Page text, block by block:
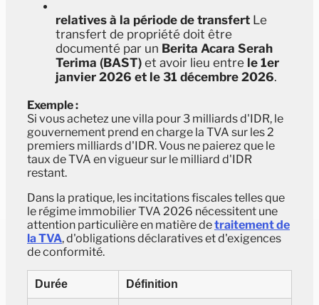
relatives à la période de transfert Le
transfert de propriété doit être
documenté par un Berita Acara Serah
Terima (BAST) et avoir lieu entre le 1er
janvier 2026 et le 31 décembre 2026.
Exemple :
Si vous achetez une villa pour 3 milliards d'IDR, le
gouvernement prend en charge la TVA sur les 2
premiers milliards d'IDR. Vous ne paierez que le
taux de TVA en vigueur sur le milliard d'IDR
restant.
Dans la pratique, les incitations fiscales telles que
le régime immobilier TVA 2026 nécessitent une
attention particulière en matière detraitement de
la TVA, d'obligations déclaratives et d'exigences
de conformité.
Durée Définition